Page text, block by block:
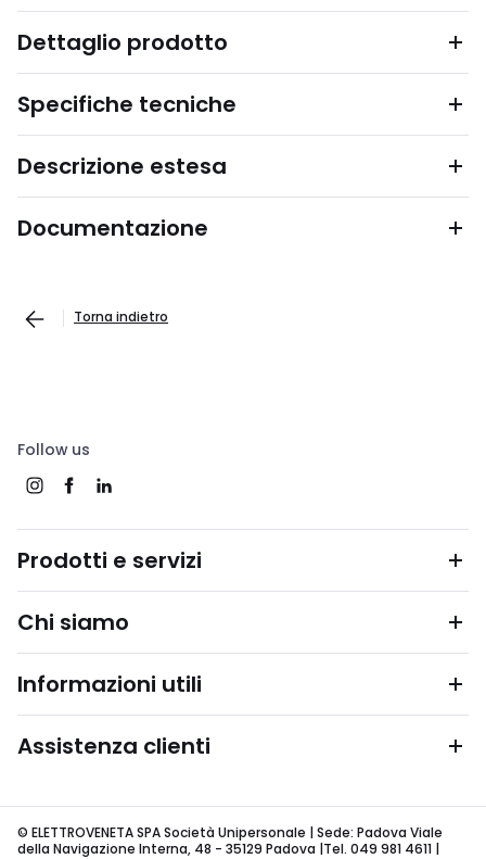
Dettaglio prodotto
Specifiche tecniche
Descrizione estesa
Documentazione
Torna indietro
Follow us
Prodotti e servizi
Chi siamo
Informazioni utili
Assistenza clienti
© ELETTROVENETA SPA Società Unipersonale | Sede: Padova Viale
della Navigazione Interna, 48 - 35129 Padova |Tel. 049 981 4611 |